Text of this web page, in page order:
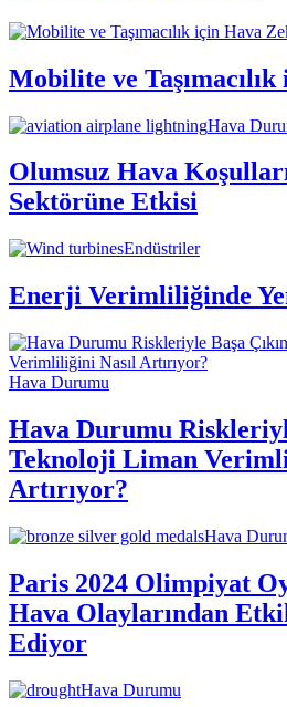
Mobilite ve
Hava
Olumsuz Hava
Sektörüne Etkisi
Endüstriler
Enerji Verimliliğinde
Hava Durumu
Hava Durumu
Teknoloji Liman
Artırıyor?
Hava
Paris 2024 Olimpiyat
Hava Olaylarından
Ediyor
Hava Durumu